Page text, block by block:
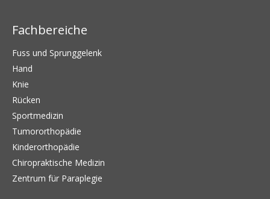
Fachbereiche
Fuss und Sprunggelenk
Hand
Knie
Rücken
Sportmedizin
Tumororthopädie
Kinderorthopädie
Chiropraktische Medizin
Zentrum für Paraplegie